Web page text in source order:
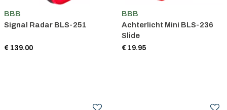
BBB
Signal Radar BLS-251
€ 139.00
BBB
Achterlicht Mini BLS-236
Slide
€ 19.95